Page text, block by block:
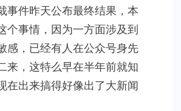
事件昨天公布最终结果，本
个事情，因为一方面涉及到
感，已经有人在公众号身先
来，这特么早在半年前就知
在出来搞得好像出了大新闻